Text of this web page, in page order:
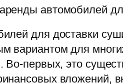
автомобилей
для доставки
вариантом для
Во-первых, это
вложений,